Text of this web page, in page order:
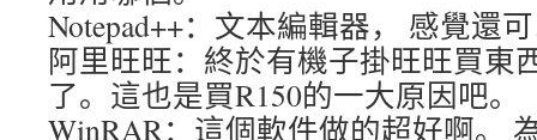
Notepad++：文本編輯器， 感覺還
阿里旺旺：終於有機子掛旺旺買東
了。這也是買R150的一大原因吧。
WinRAR：這個軟件做的超好啊。